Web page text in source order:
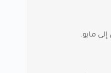
مايو.